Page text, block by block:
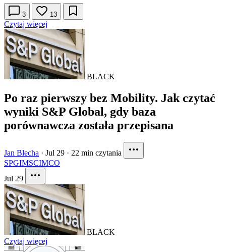
3 13
Czytaj więcej
BLACK
Po raz pierwszy bez Mobility. Jak czytać
wyniki S&P Global, gdy baza
porównawcza została przepisana
Jan Blecha · Jul 29 · 22 min czytania
SPGIMSCIMCO
Jul 29
BLACK
Czytaj więcej